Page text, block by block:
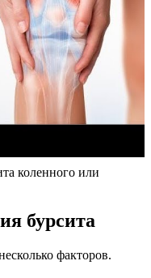
коленного или
бурсита
факторов.